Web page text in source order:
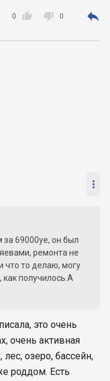

0  0 

за 69000уе, он был
ремонта не
что то делаю, могу
как получилось.А
это очень
очень активная
озеро, бассейн,
роддом. Есть